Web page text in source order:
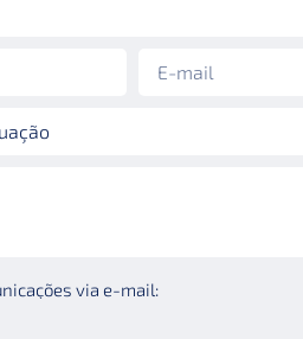
via e-mail: